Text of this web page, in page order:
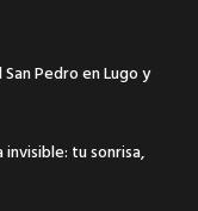
Pedro en Lugo y
tu sonrisa,